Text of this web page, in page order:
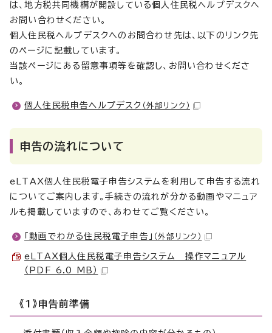
は、地方税共同機構が開設している個人住民税ヘルプデスクへ
お問い合わせください。
個人住民税ヘルプデスクへのお問合わせ先は、以下のリンク先
のページに記載しています。
当該ページにある留意事項等を確認し、お問い合わせくださ
い。
個人住民税申告ヘルプデスク （外部リンク）
申告の流れについて
eLTAX個人住民税電子申告システムを利用して申告する流れ
についてご案内します。手続きの流れが分かる動画やマニュア
ルも掲載していますので、あわせてご覧ください。
「動画でわかる住民税電子申告」 （外部リンク）
eLTAX個人住民税電子申告システム 操作マニュアル
（PDF 6.0 MB）
《1》申告前準備